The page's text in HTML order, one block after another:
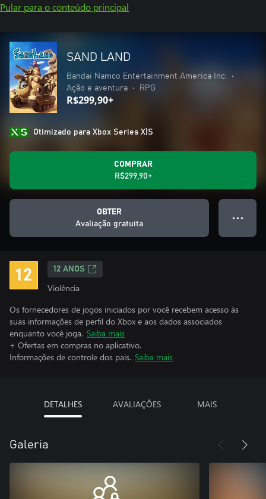
Pular para o conteúdo principal
SAND LAND
Bandai Namco Entertainment America Inc.
•
Ação e aventura
• RPG
R$299,90+
Otimizado para Xbox Series X|S
COMPRAR
R$299,90+
OBTER
Avaliação gratuita
● ● ●
12 ANOS
Violência
Os fornecedores de jogos iniciados por você recebem acesso às
suas informações de perfil do Xbox e aos dados associados
enquanto você joga. Saiba mais
+ Ofertas em compras no aplicativo.
Informações de controle dos pais. Saiba mais
DETALHES AVALIAÇÕES MAIS
Galeria